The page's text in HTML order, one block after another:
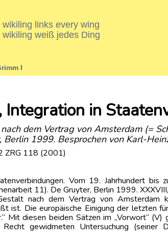
wikiling links every wing
wikiling weiß jedes Ding
I
Integration in
dem Vertrag von Amsterdam (=
Berlin 1999. Besprochen von Karl-
ZRG 118 (2001)
Vom 19. Jahrhundert
11). De Gruyter, Berlin 1999.
nach dem Vertrag von Amsterdam
ist. Die europäische Einigung der letzten
Mit diesen beiden Sätzen im „Vorwort“
gewidmeten Untersuchung